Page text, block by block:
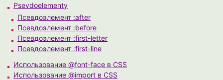
Psevdoelementy
Псевдоэлемент :after
Псевдоэлемент :before
Псевдоэлемент :first-letter
Псевдоэлемент :first-line
Использование @font-face в CSS
Использование @import в CSS